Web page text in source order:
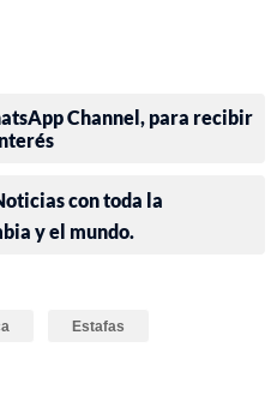
Channel, para recibir
con toda la
y el mundo.
Estafas